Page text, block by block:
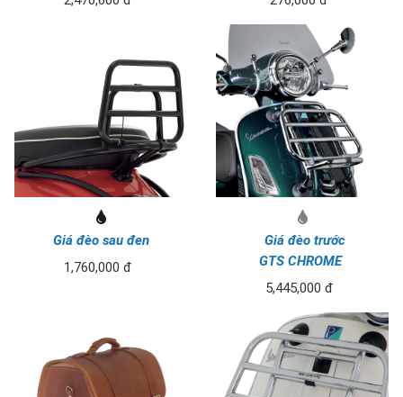
Giá đèo sau đen
1,760,000 đ
Giá đèo trước
GTS CHROME
5,445,000 đ